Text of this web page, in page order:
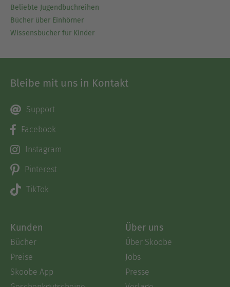
Beliebte Jugendbuchreihen
Bücher über Einhörner
Wissensbücher für Kinder
Bleibe mit uns in Kontakt
Support
Facebook
Instagram
Pinterest
TikTok
Kunden
Bücher
Preise
Skoobe App
Über uns
Über Skoobe
Jobs
Presse